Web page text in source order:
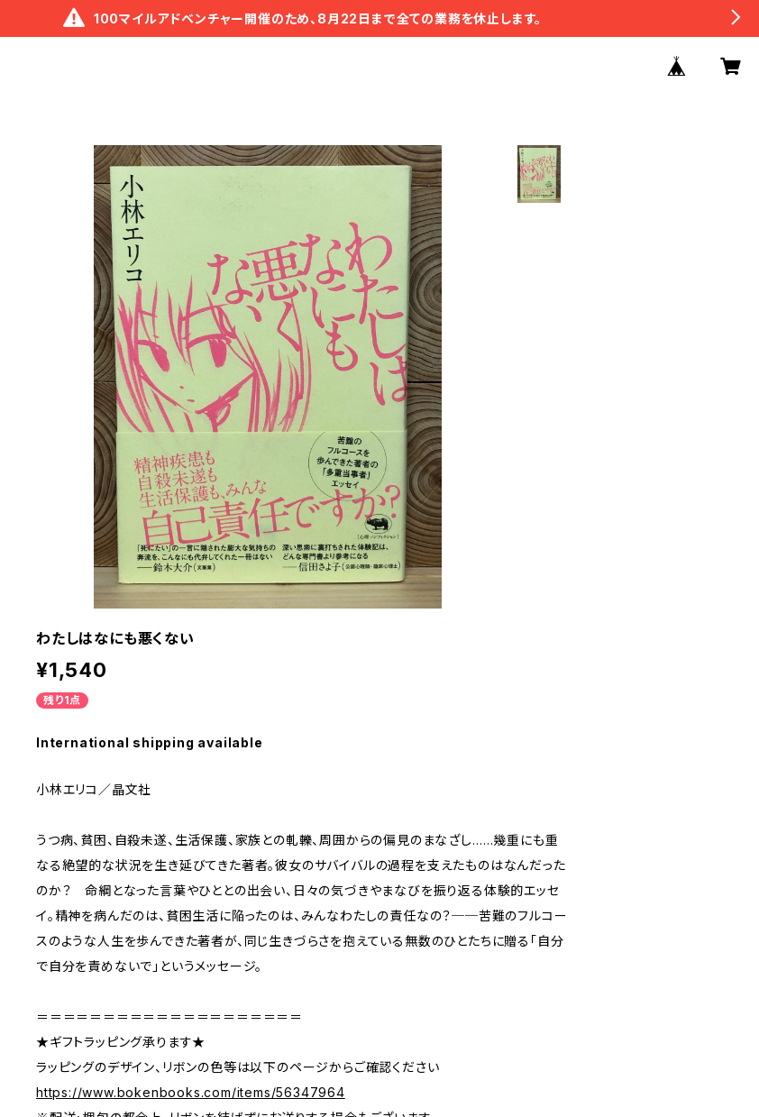
100マイルアドベンチャー開催のため、8月22日まで全ての業務を休止します。
わたしはなにも悪くない
¥1,540
残り1点
International shipping available
小林エリコ／晶文社
うつ病、貧困、自殺未遂、生活保護、家族との軋轢、周囲からの偏見のまなざし……幾重にも重
なる絶望的な状況を生き延びてきた著者。彼女のサバイバルの過程を支えたものはなんだった
のか？ 命綱となった言葉やひととの出会い、日々の気づきやまなびを振り返る体験的エッセ
イ。精神を病んだのは、貧困生活に陥ったのは、みんなわたしの責任なの？──苦難のフルコー
スのような人生を歩んできた著者が、同じ生きづらさを抱えている無数のひとたちに贈る「自分
で自分を責めないで」というメッセージ。
＝＝＝＝＝＝＝＝＝＝＝＝＝＝＝＝＝＝＝＝
★ギフトラッピング承ります★
ラッピングのデザイン、リボンの色等は以下のページからご確認ください
https://www.bokenbooks.com/items/56347964